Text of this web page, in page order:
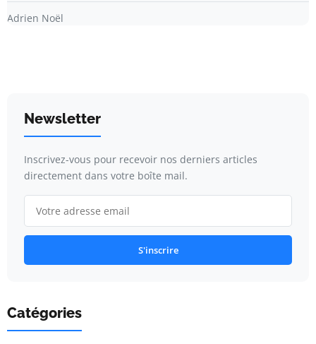
Adrien Noël
Newsletter
Inscrivez-vous pour recevoir nos derniers articles
directement dans votre boîte mail.
S'inscrire
Catégories